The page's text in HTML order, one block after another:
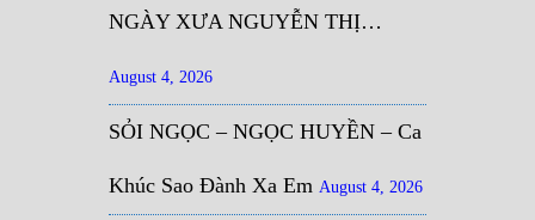
NGÀY XƯA NGUYỄN THỊ…
August 4, 2026
SỎI NGỌC – NGỌC HUYỀN – Ca
Khúc Sao Đành Xa Em August 4, 2026